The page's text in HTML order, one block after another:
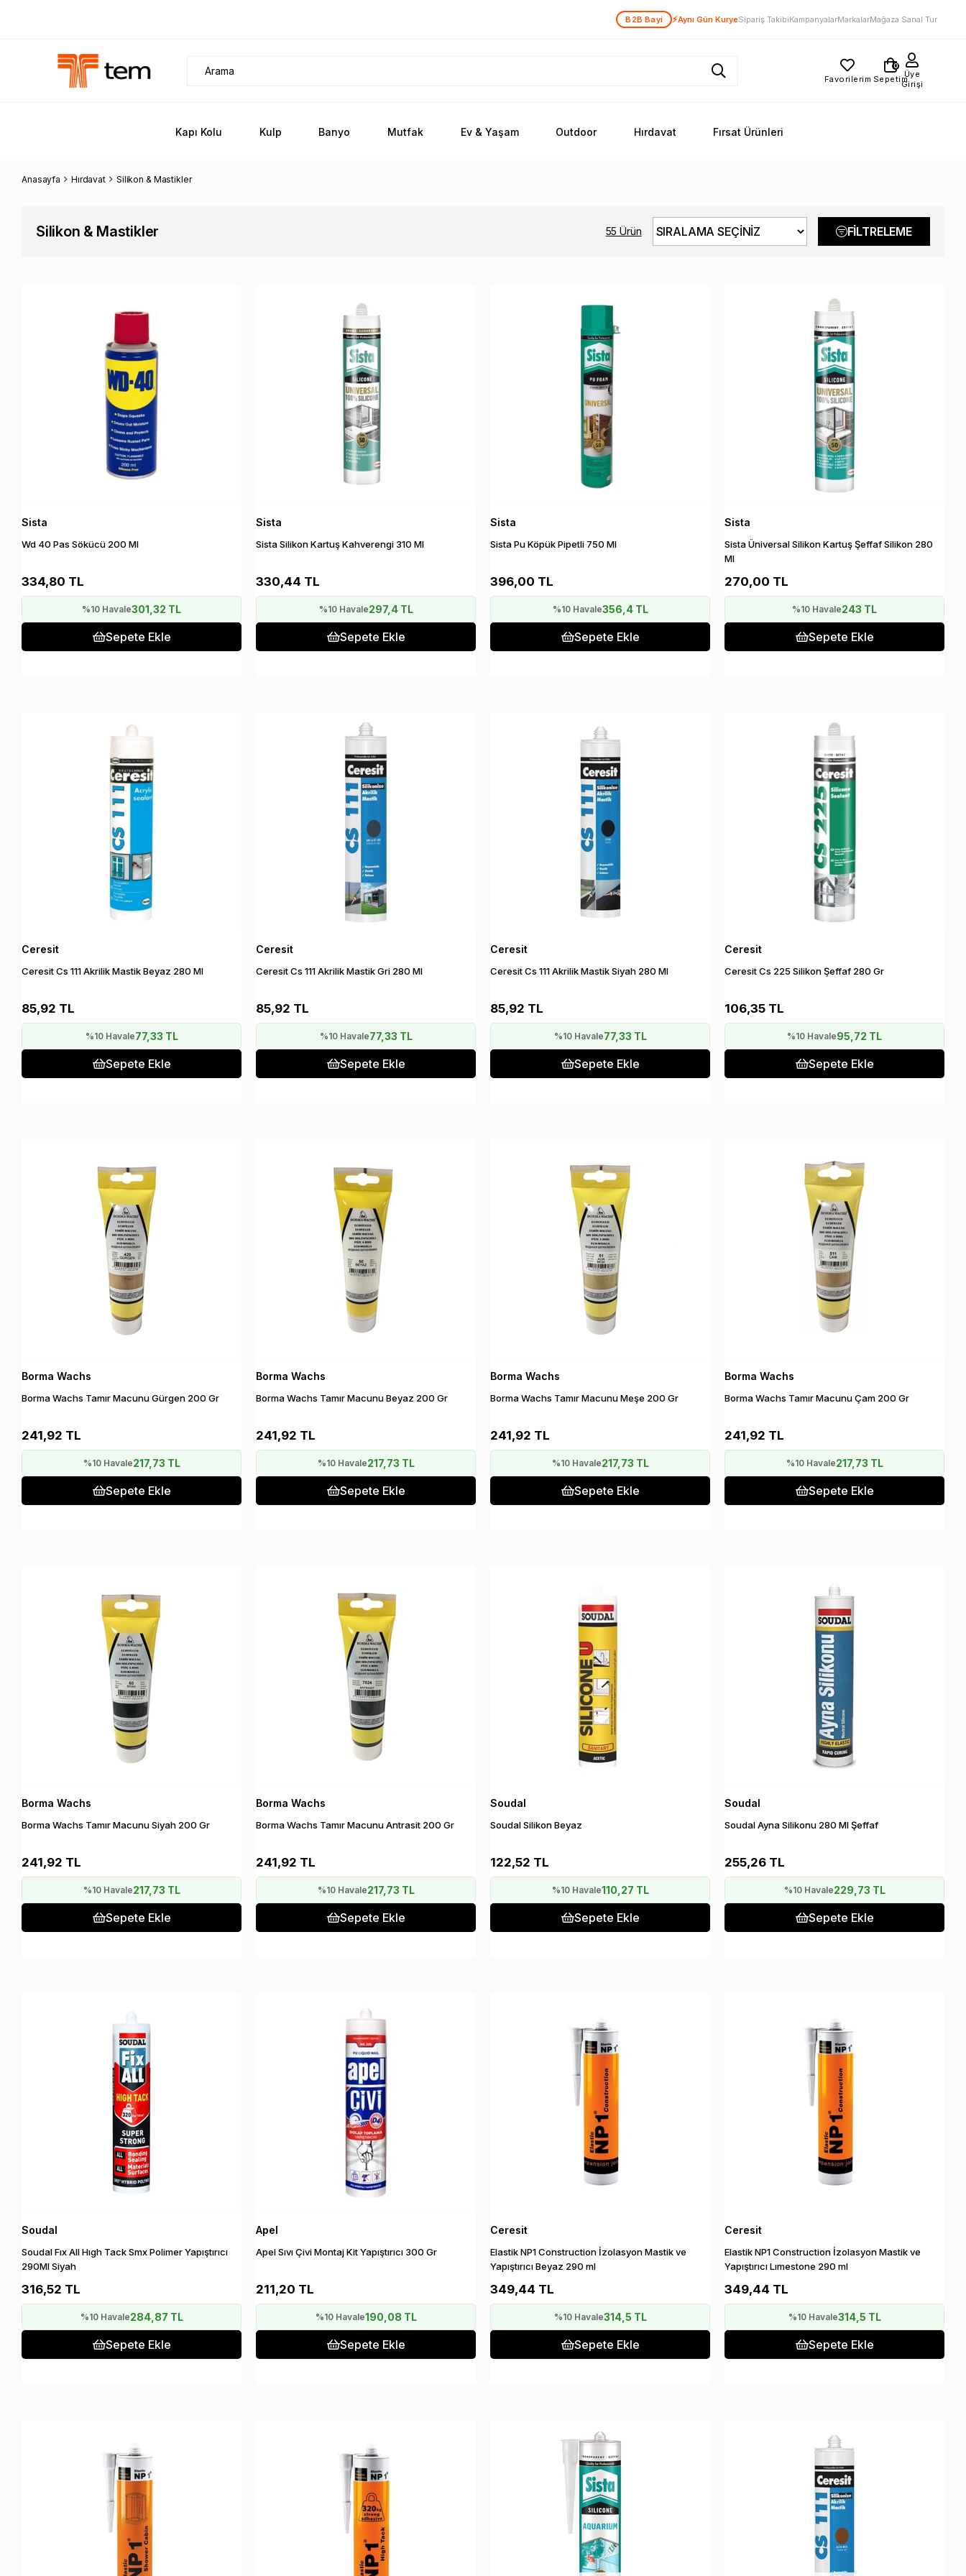
B2B Bayi ⚡Aynı Gün KuryeSipariş TakibiKampanyalarMarkalarMağaza Sanal Tur
Favorilerim Sepetim
0
Üye
Girişi
Kapı Kolu Kulp Banyo Mutfak Ev & Yaşam Outdoor Hırdavat Fırsat Ürünleri
Anasayfa Hırdavat Silikon & Mastikler
Silikon & Mastikler 55 Ürün FILTRELEME
Sista
Wd 40 Pas Sökücü 200 Ml
334,80 TL
%10 Havale301,32 TL
Sepete Ekle
Sista
Sista Silikon Kartuş Kahverengi 310 Ml
330,44 TL
%10 Havale297,4 TL
Sepete Ekle
Sista
Sista Pu Köpük Pipetli 750 Ml
396,00 TL
%10 Havale356,4 TL
Sepete Ekle
Sista
Sista Üniversal Silikon Kartuş Şeffaf Silikon 280
Ml
270,00 TL
%10 Havale243 TL
Sepete Ekle
Ceresit
Ceresit Cs 111 Akrilik Mastik Beyaz 280 Ml
85,92 TL
%10 Havale77,33 TL
Sepete Ekle
Ceresit
Ceresit Cs 111 Akrilik Mastik Gri 280 Ml
85,92 TL
%10 Havale77,33 TL
Sepete Ekle
Ceresit
Ceresit Cs 111 Akrilik Mastik Siyah 280 Ml
85,92 TL
%10 Havale77,33 TL
Sepete Ekle
Ceresit
Ceresit Cs 225 Silikon Şeffaf 280 Gr
106,35 TL
%10 Havale95,72 TL
Sepete Ekle
Borma Wachs
Borma Wachs Tamır Macunu Gürgen 200 Gr
241,92 TL
%10 Havale217,73 TL
Sepete Ekle
Borma Wachs
Borma Wachs Tamır Macunu Beyaz 200 Gr
241,92 TL
%10 Havale217,73 TL
Sepete Ekle
Borma Wachs
Borma Wachs Tamır Macunu Meşe 200 Gr
241,92 TL
%10 Havale217,73 TL
Sepete Ekle
Borma Wachs
Borma Wachs Tamır Macunu Çam 200 Gr
241,92 TL
%10 Havale217,73 TL
Sepete Ekle
Borma Wachs
Borma Wachs Tamır Macunu Siyah 200 Gr
241,92 TL
%10 Havale217,73 TL
Sepete Ekle
Borma Wachs
Borma Wachs Tamır Macunu Antrasit 200 Gr
241,92 TL
%10 Havale217,73 TL
Sepete Ekle
Soudal
Soudal Silikon Beyaz
122,52 TL
%10 Havale110,27 TL
Sepete Ekle
Soudal
Soudal Ayna Silikonu 280 Ml Şeffaf
255,26 TL
%10 Havale229,73 TL
Sepete Ekle
Soudal
Soudal Fıx All Hıgh Tack Smx Polimer Yapıştırıcı
290Ml Siyah
316,52 TL
%10 Havale284,87 TL
Sepete Ekle
Apel
Apel Sıvı Çivi Montaj Kit Yapıştırıcı 300 Gr
211,20 TL
%10 Havale190,08 TL
Sepete Ekle
Ceresit
Elastik NP1 Construction İzolasyon Mastik ve
Yapıştırıcı Beyaz 290 ml
349,44 TL
%10 Havale314,5 TL
Sepete Ekle
Ceresit
Elastik NP1 Construction İzolasyon Mastik ve
Yapıştırıcı Lımestone 290 ml
349,44 TL
%10 Havale314,5 TL
Sepete Ekle